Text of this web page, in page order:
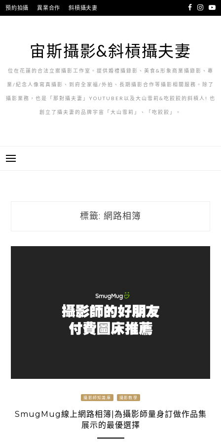
跳
至
預約拍攝 異業合作 斜槓攝夫妻
宙斯攝影&斜槓攝夫妻
位在花蓮的合法立案攝影工作室。提供婚禮攝錄影、美食&形象商業攝錄影、專
業/紀念人像寫真攝影、到府全家福/外拍、長期攝影合作等攝影相關服務。除了
攝影業務，也是「那對攝夫妻」YOUTUBER以及大山雪莉&吃餃餃的斜槓人! 也
創立了攝夫妻的品牌宇宙「大山雪莉」、「吃餃餃」。
標籤: 網路相簿
攝影師知識庫 攝影教學
SmugMug線上網路相簿|為攝影師量身訂做作品集
展示的最優選擇